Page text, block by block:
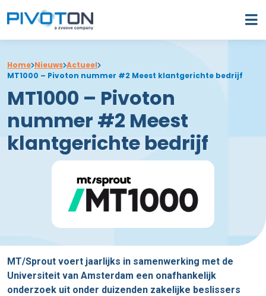
Home Nieuws Actueel
MT1000 – Pivoton nummer #2 Meest klantgerichte bedrijf
MT1000 – Pivoton
nummer #2 Meest
klantgerichte bedrijf
MT/Sprout voert jaarlijks in samenwerking met de
Universiteit van Amsterdam een onafhankelijk
onderzoek uit onder duizenden zakelijke beslissers